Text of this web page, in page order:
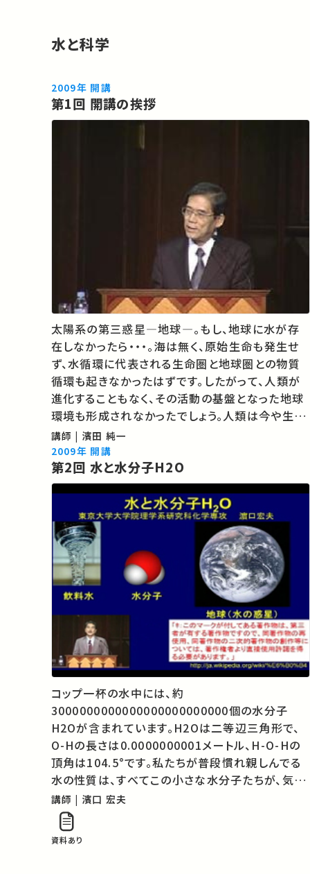
水と科学
2009年 開講
第1回 開講の挨拶
太陽系の第三惑星―地球―。もし、地球に水が存
在しなかったら・・・。海は無く、原始生命も発生せ
ず、水循環に代表される生命圏と地球圏との物質
循環も起きなかったはずです。したがって、人類が
進化することもなく、その活動の基盤となった地球
環境も形成されなかったでしょう。人類は今や生命
圏の枠を越えて、人工物を含む人間圏ともいうべき
世界を生み出すに至りましたが、私たちが直面して
いる地球環境問題はこの人間圏と地球…
講師 | 濱田 純一
2009年 開講
第2回 水と水分子H2O
コップ一杯の水中には、約
3000000000000000000000000個の水分子
H2Oが含まれています。H2Oは二等辺三角形で、
O-Hの長さは0.0000000001メートル、H-O-Hの
頂角は104.5°です。私たちが普段慣れ親しんでる
水の性質は、すべてこの小さな水分子たちが、気が
遠くなるような数集まって集団として行動する結果
生じるのです。この講義では、H2Oが何故二等辺三
角形の構造をとるのかという基礎的な問題から、ミ
ネラルウォーターやワインの味ま…
講師 | 濱口 宏夫
資料あり